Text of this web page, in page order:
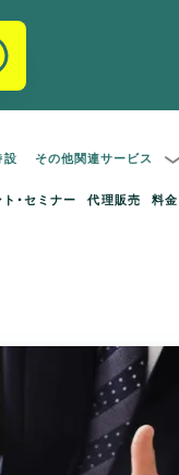
設 その他関連サービス
・セミナー 代理販売 料金